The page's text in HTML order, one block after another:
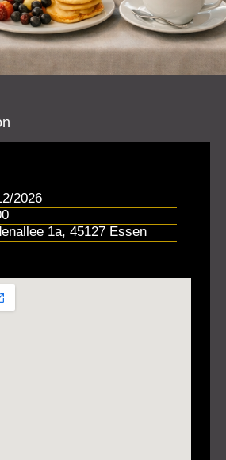
2026
1a, 45127 Essen